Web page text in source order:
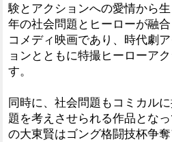
験とアクションへの愛情から
年の社会問題とヒーローが融
コメディ映画であり、時代劇
ョンとともに特撮ヒーローア
す。
同時に、社会問題もコミカル
題を考えさせられる作品とな
の大東賢はゴング格闘技杯争